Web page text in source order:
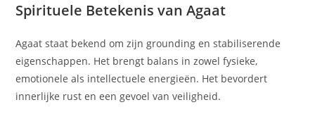
Spirituele Betekenis van Agaat
Agaat staat bekend om zijn grounding en stabiliserende
eigenschappen. Het brengt balans in zowel fysieke,
emotionele als intellectuele energieën. Het bevordert
innerlijke rust en een gevoel van veiligheid.